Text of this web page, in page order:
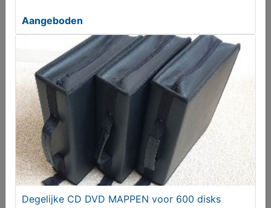
BUULS Bier - Bock, de BOSDUVEL
Aangeboden
Aangeboden
Degelijke CD DVD MAPPEN voor 600 disks